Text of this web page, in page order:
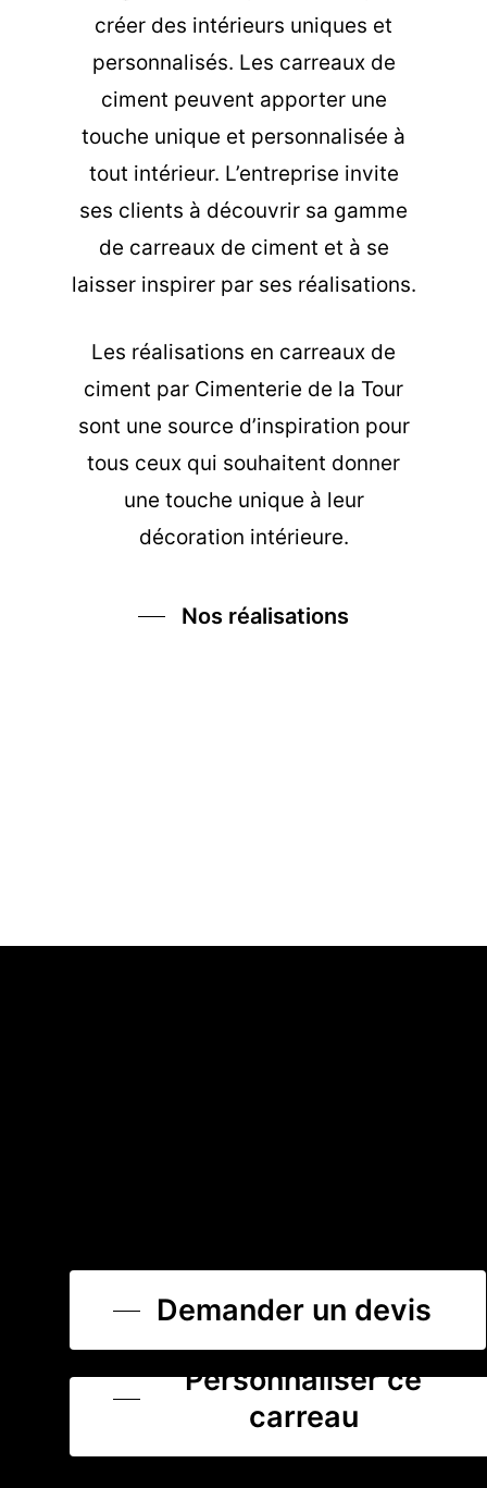
créer des intérieurs uniques et
personnalisés. Les carreaux de
ciment peuvent apporter une
touche unique et personnalisée à
tout intérieur. L’entreprise invite
ses clients à découvrir sa gamme
de carreaux de ciment et à se
laisser inspirer par ses réalisations.
Les réalisations en carreaux de
ciment par Cimenterie de la Tour
sont une source d’inspiration pour
tous ceux qui souhaitent donner
une touche unique à leur
décoration intérieure.
Nos réalisations
Demander un devis
Personnaliser ce
carreau